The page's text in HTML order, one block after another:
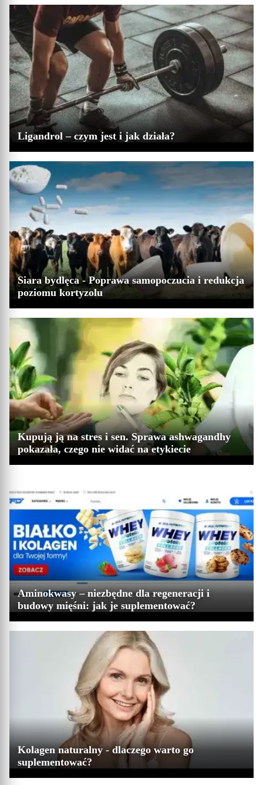
Ligandrol – czym jest i jak działa?
Siara bydlęca - Poprawa samopoczucia i redukcja
poziomu kortyzolu
Kupują ją na stres i sen. Sprawa ashwagandhy
pokazała, czego nie widać na etykiecie
Aminokwasy – niezbędne dla regeneracji i
budowy mięśni: jak je suplementować?
Kolagen naturalny - dlaczego warto go
suplementować?